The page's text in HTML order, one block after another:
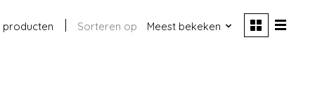
producten Sorteren op Meest bekeken